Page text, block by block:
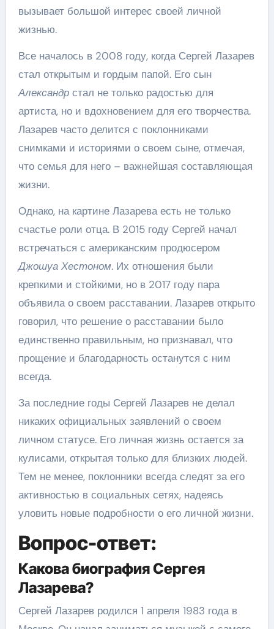
вызывает большой интерес своей личной
жизнью.
Все началось в 2008 году, когда Сергей Лазарев
стал открытым и гордым папой. Его сын
Александрстал не только радостью для
артиста, но и вдохновением для его творчества.
Лазарев часто делится с поклонниками
снимками и историями о своем сыне, отмечая,
что семья для него – важнейшая составляющая
жизни.
Однако, на картине Лазарева есть не только
счастье роли отца. В 2015 году Сергей начал
встречаться с американским продюсером
Джошуа Хестоном. Их отношения были
крепкими и стойкими, но в 2017 году пара
объявила о своем расставании. Лазарев открыто
говорил, что решение о расставании было
единственно правильным, но признавал, что
прощение и благодарность останутся с ним
всегда.
За последние годы Сергей Лазарев не делал
никаких официальных заявлений о своем
личном статусе. Его личная жизнь остается за
кулисами, открытая только для близких людей.
Тем не менее, поклонники всегда следят за его
активностью в социальных сетях, надеясь
уловить новые подробности о его личной жизни.
Вопрос-ответ:
Какова биография Сергея
Лазарева?
Сергей Лазарев родился 1 апреля 1983 года в